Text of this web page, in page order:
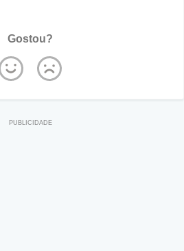
Gostou?